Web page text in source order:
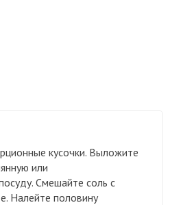
кусочки. Выложите
или
Смешайте соль с
Налейте половину